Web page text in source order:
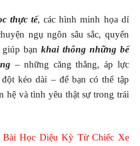
thực tế, các hình minh họa dí
ngụ ngôn sâu sắc, quyển
bạn khai thông những bế
– những căng thẳng, áp lực
kéo dài – để bạn có thể tập
hệ và tình yêu thật sự trong trái
Bài Học Diệu Kỳ Từ Chiếc Xe